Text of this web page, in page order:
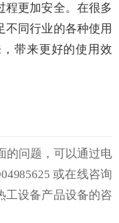
程更加安全。在很多
不同行业的各种使用
带来更好的使用效
的问题，可以通过电
或在线咨询
工设备产品设备的咨